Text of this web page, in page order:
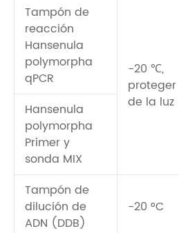
Tampón de
reacción
Hansenula
polymorpha
qPCR
-20 ℃,
proteger
de la luz
Hansenula
polymorpha
Primer y
sonda MIX
Tampón de
dilución de
ADN (DDB)
-20 °C